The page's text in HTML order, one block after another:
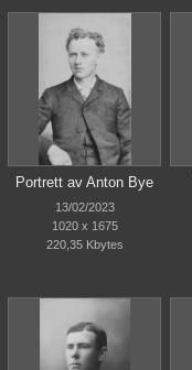
Portrett av Anton Bye
13/02/2023
1020 x 1675
220,35 Kbytes